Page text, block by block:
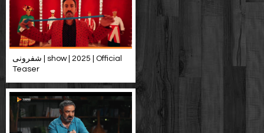
شفرونی | show | 2025 | Official
Teaser